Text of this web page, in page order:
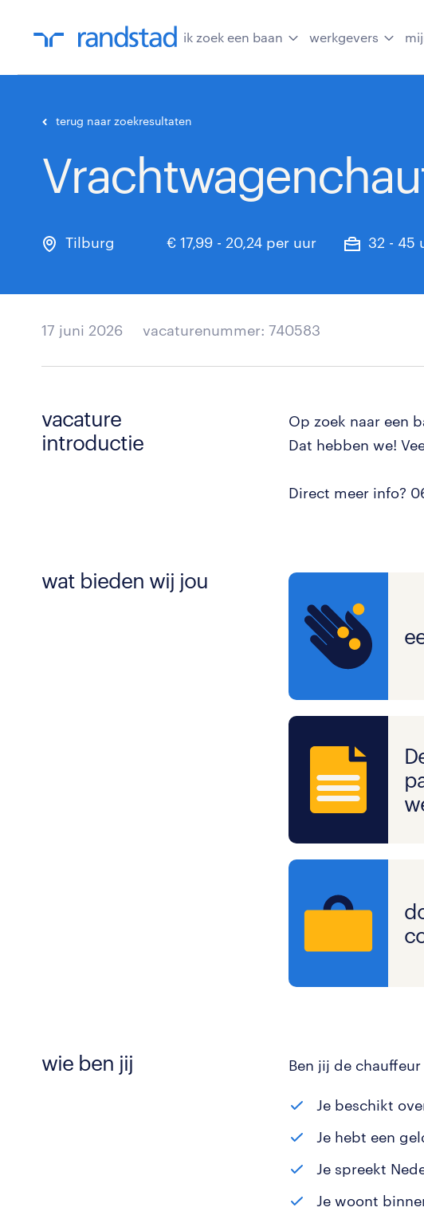
ik zoek een baan werkgevers
terug naar zoekresultaten
Tilburg € 17,99 - 20,24 per uur 32 - 45
17 juni 2026 vacaturenummer: 740583
vacature
introductie
Op zoek naar een
Dat hebben we!
Direct meer info?
wat bieden wij jou
wie ben jij Ben jij de
Je beschikt
Je hebt een
Je spreekt
Je woont